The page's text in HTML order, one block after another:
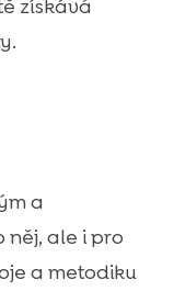
získává
a
něj, ale i pro
a metodiku